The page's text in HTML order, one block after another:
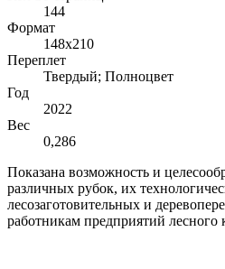
144
Формат
148х210
Переплет
Твердый; Полноцвет
Год
2022
Вес
0,286
Показана возможность и
различных рубок, их
лесозаготовительных и
работникам предприятий